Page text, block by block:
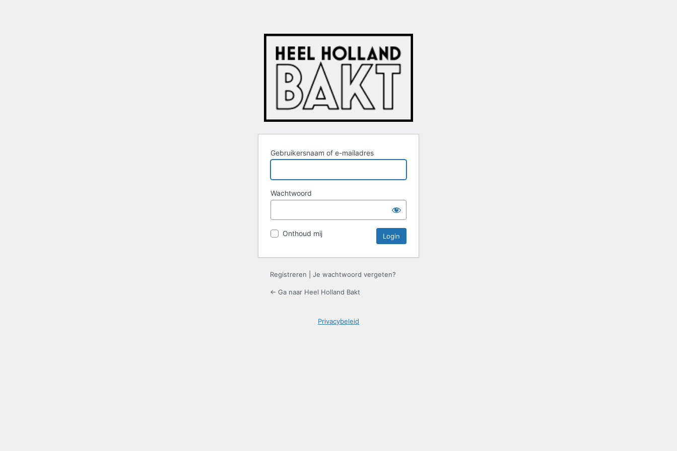
Gebruikersnaam of e-mailadres
Wachtwoord
Onthoud mij
Registreren Je wachtwoord vergeten?
← Ga naar Heel Holland Bakt
Privacybeleid